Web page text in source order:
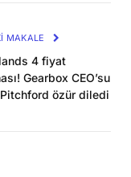
MAKALE
4 fiyat
Gearbox CEO’su
özür diledi